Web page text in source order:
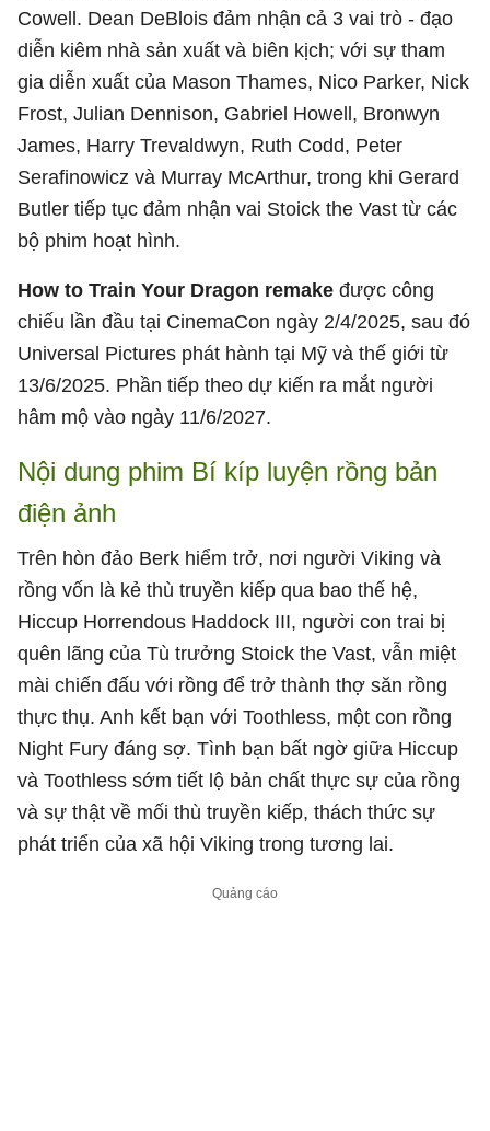
Cowell. Dean DeBlois đảm nhận cả 3 vai trò - đạo
diễn kiêm nhà sản xuất và biên kịch; với sự tham
gia diễn xuất của Mason Thames, Nico Parker, Nick
Frost, Julian Dennison, Gabriel Howell, Bronwyn
James, Harry Trevaldwyn, Ruth Codd, Peter
Serafinowicz và Murray McArthur, trong khi Gerard
Butler tiếp tục đảm nhận vai Stoick the Vast từ các
bộ phim hoạt hình.
How to Train Your Dragon remake được công
chiếu lần đầu tại CinemaCon ngày 2/4/2025, sau đó
Universal Pictures phát hành tại Mỹ và thế giới từ
13/6/2025. Phần tiếp theo dự kiến ra mắt người
hâm mộ vào ngày 11/6/2027.
Nội dung phim Bí kíp luyện rồng bản
điện ảnh
Trên hòn đảo Berk hiểm trở, nơi người Viking và
rồng vốn là kẻ thù truyền kiếp qua bao thế hệ,
Hiccup Horrendous Haddock III, người con trai bị
quên lãng của Tù trưởng Stoick the Vast, vẫn miệt
mài chiến đấu với rồng để trở thành thợ săn rồng
thực thụ. Anh kết bạn với Toothless, một con rồng
Night Fury đáng sợ. Tình bạn bất ngờ giữa Hiccup
và Toothless sớm tiết lộ bản chất thực sự của rồng
và sự thật về mối thù truyền kiếp, thách thức sự
phát triển của xã hội Viking trong tương lai.